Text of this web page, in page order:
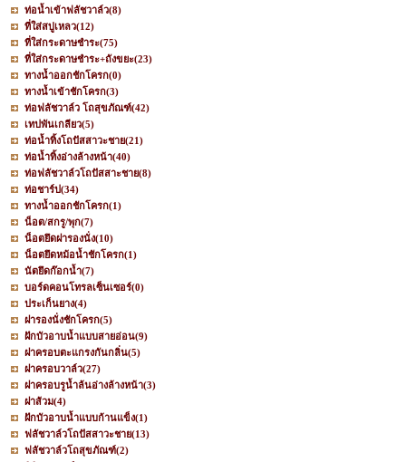
ท่อน้ำเข้าฟลัชวาล์ว(8)
ที่ใส่สบู่เหลว(12)
ที่ใส่กระดาษชำระ(75)
ที่ใส่กระดาษชำระ+ถังขยะ(23)
ทางน้ำออกชักโครก(0)
ทางน้ำเข้าชักโครก(3)
ท่อฟลัชวาล์ว โถสุขภัณฑ์(42)
เทปพันเกลียว(5)
ท่อน้ำทิ้งโถปัสสาวะชาย(21)
ท่อน้ำทิ้งอ่างล้างหน้า(40)
ท่อฟลัชวาล์วโถปัสสาะชาย(8)
ท่อชาร์ป(34)
ทางน้ำออกชักโครก(1)
น็อต/สกรู/พุก(7)
น็อตยึดฝารองนั่ง(10)
น็อตยึดหม้อน้ำชักโครก(1)
นัตยึดก๊อกน้ำ(7)
บอร์ดคอนโทรลเซ็นเซอร์(0)
ประเก็นยาง(4)
ฝารองนั่งชักโครก(5)
ฝักบัวอาบน้ำแบบสายอ่อน(9)
ฝาครอบตะแกรงกันกลิ่น(5)
ฝาครอบวาล์ว(27)
ฝาครอบรูน้ำล้นอ่างล้างหน้า(3)
ฝาส้วม(4)
ฝักบัวอาบน้ำแบบก้านแข็ง(1)
ฟลัชวาล์วโถปัสสาวะชาย(13)
ฟลัชวาล์วโถสุขภัณฑ์(2)